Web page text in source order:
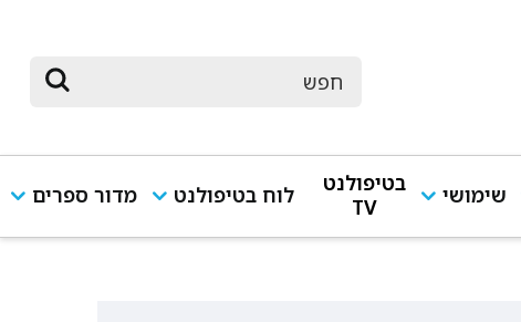
שימושי
בטיפולנט
TV
לוח בטיפולנט מדור ספרים